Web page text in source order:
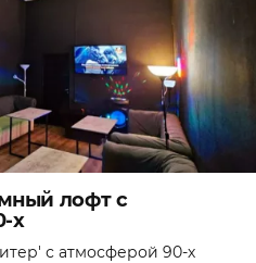
лофт с
х
с атмосферой 90-х